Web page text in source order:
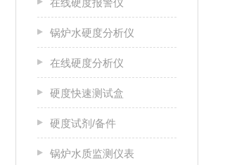
在线硬度报警仪
锅炉水硬度分析仪
在线硬度分析仪
硬度快速测试盒
硬度试剂/备件
锅炉水质监测仪表